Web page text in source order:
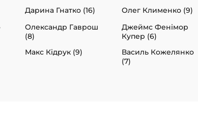
Дарина Гнатко (16) Олег Клименко (9)
Олександр Гаврош
(8)
Джеймс Фенімор
Купер (6)
Макс Кідрук (9)
Василь Кожелянко
(7)